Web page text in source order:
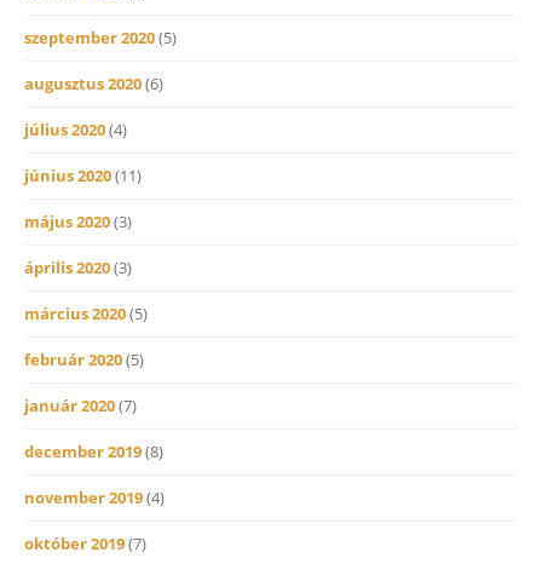
szeptember 2020(5)
augusztus 2020(6)
július 2020(4)
június 2020(11)
május 2020(3)
április 2020(3)
március 2020(5)
február 2020(5)
január 2020(7)
december 2019(8)
november 2019(4)
október 2019(7)